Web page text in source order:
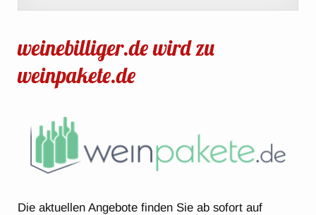
weinebilliger.de wird zu
weinpakete.de
Die aktuellen Angebote finden Sie ab sofort auf